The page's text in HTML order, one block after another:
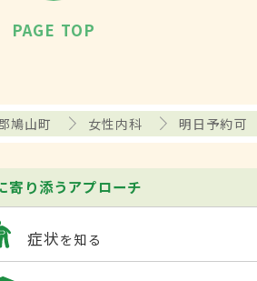
PAGE TOP
鳩山町 女性内科 明日予約可
寄り添うアプローチ
症状を知る